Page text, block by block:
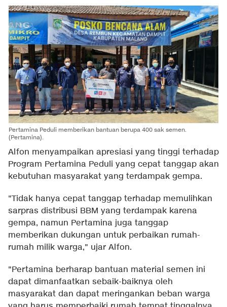
Pertamina Peduli memberikan bantuan berupa 400 sak semen.
(Pertamina).
Alfon menyampaikan apresiasi yang tinggi terhadap
Program Pertamina Peduli yang cepat tanggap akan
kebutuhan masyarakat yang terdampak gempa.
"Tidak hanya cepat tanggap terhadap memulihkan
sarpras distribusi BBM yang terdampak karena
gempa, namun Pertamina juga tanggap
memberikan dukungan untuk perbaikan rumah-
rumah milik warga," ujar Alfon.
"Pertamina berharap bantuan material semen ini
dapat dimanfaatkan sebaik-baiknya oleh
masyarakat dan dapat meringankan beban warga